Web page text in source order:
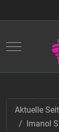
Mobile
Aktuelle
Imanol